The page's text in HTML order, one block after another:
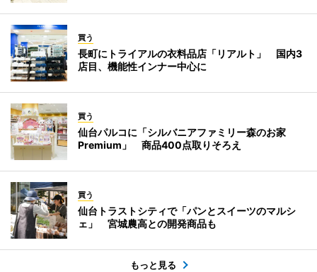
買う
長町にトライアルの衣料品店「リアルト」 国内3
店目、機能性インナー中心に
買う
仙台パルコに「シルバニアファミリー森のお家
Premium」 商品400点取りそろえ
買う
仙台トラストシティで「パンとスイーツのマルシ
ェ」 宮城農高との開発商品も
もっと見る